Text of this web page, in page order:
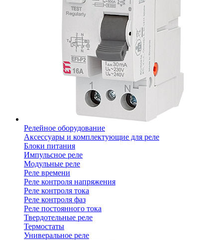
Релейное оборудование
Аксессуары и комплектующие для реле
Блоки питания
Импульсное реле
Модульные реле
Реле времени
Реле контроля напряжения
Реле контроля тока
Реле контроля фаз
Реле постоянного тока
Твердотельные реле
Термостаты
Универальное реле